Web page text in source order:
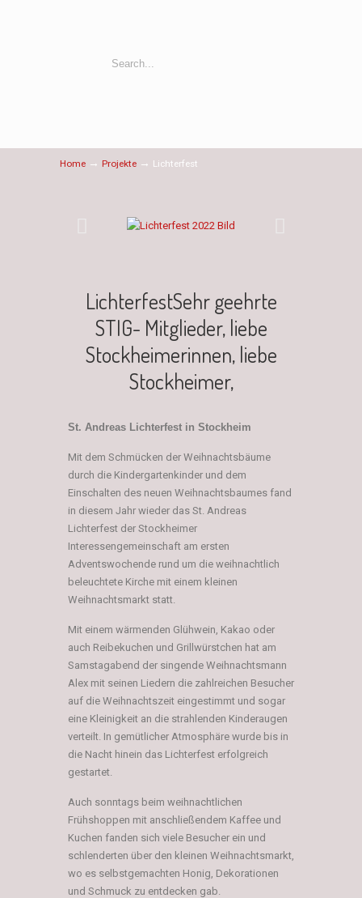
Home → Projekte → Lichterfest
LichterfestSehr geehrte
STIG- Mitglieder, liebe
Stockheimerinnen, liebe
Stockheimer,
St. Andreas Lichterfest in Stockheim
Mit dem Schmücken der Weihnachtsbäume
durch die Kindergartenkinder und dem
Einschalten des neuen Weihnachtsbaumes fand
in diesem Jahr wieder das St. Andreas
Lichterfest der Stockheimer
Interessengemeinschaft am ersten
Adventswochende rund um die weihnachtlich
beleuchtete Kirche mit einem kleinen
Weihnachtsmarkt statt.
Mit einem wärmenden Glühwein, Kakao oder
auch Reibekuchen und Grillwürstchen hat am
Samstagabend der singende Weihnachtsmann
Alex mit seinen Liedern die zahlreichen Besucher
auf die Weihnachtszeit eingestimmt und sogar
eine Kleinigkeit an die strahlenden Kinderaugen
verteilt. In gemütlicher Atmosphäre wurde bis in
die Nacht hinein das Lichterfest erfolgreich
gestartet.
Auch sonntags beim weihnachtlichen
Frühshoppen mit anschließendem Kaffee und
Kuchen fanden sich viele Besucher ein und
schlenderten über den kleinen Weihnachtsmarkt,
wo es selbstgemachten Honig, Dekorationen
und Schmuck zu entdecken gab.